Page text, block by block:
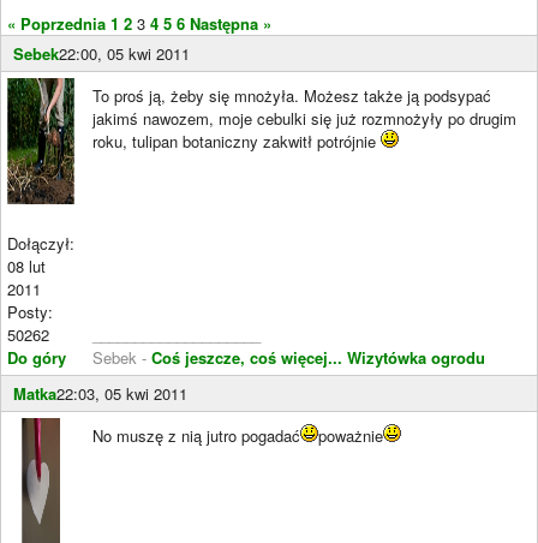
« Poprzednia 1 2 3 4 5 6 Następna »
Sebek22:00, 05 kwi 2011
Dołączył:
08 lut
2011
Posty:
50262
Do góry
To proś ją, żeby się mnożyła. Możesz także ją podsypać
jakimś nawozem, moje cebulki się już rozmnożyły po drugim
roku, tulipan botaniczny zakwitł potrójnie
Sebek - Coś jeszcze, coś więcej... Wizytówka ogrodu
Matka22:03, 05 kwi 2011
No muszę z nią jutro pogadać poważnie